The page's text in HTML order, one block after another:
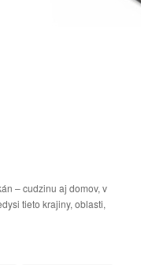
– cudzinu aj domov, v
tieto krajiny, oblasti,